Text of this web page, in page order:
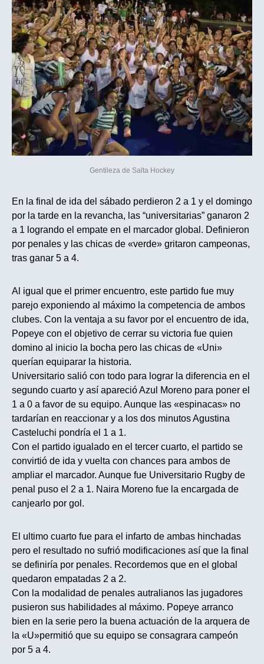
Gentileza de Salta Hockey
En la final de ida del sábado perdieron 2 a 1 y el domingo
por la tarde en la revancha, las “universitarias” ganaron 2
a 1 logrando el empate en el marcador global. Definieron
por penales y las chicas de «verde» gritaron campeonas,
tras ganar 5 a 4.
Al igual que el primer encuentro, este partido fue muy
parejo exponiendo al máximo la competencia de ambos
clubes. Con la ventaja a su favor por el encuentro de ida,
Popeye con el objetivo de cerrar su victoria fue quien
domino al inicio la bocha pero las chicas de «Uni»
querían equiparar la historia.
Universitario salió con todo para lograr la diferencia en el
segundo cuarto y así apareció Azul Moreno para poner el
1 a 0 a favor de su equipo. Aunque las «espinacas» no
tardarían en reaccionar y a los dos minutos Agustina
Casteluchi pondría el 1 a 1.
Con el partido igualado en el tercer cuarto, el partido se
convirtió de ida y vuelta con chances para ambos de
ampliar el marcador. Aunque fue Universitario Rugby de
penal puso el 2 a 1. Naira Moreno fue la encargada de
canjearlo por gol.
El ultimo cuarto fue para el infarto de ambas hinchadas
pero el resultado no sufrió modificaciones así que la final
se definiría por penales. Recordemos que en el global
quedaron empatadas 2 a 2.
Con la modalidad de penales autralianos las jugadores
pusieron sus habilidades al máximo. Popeye arranco
bien en la serie pero la buena actuación de la arquera de
la «U»permitió que su equipo se consagrara campeón
por 5 a 4.